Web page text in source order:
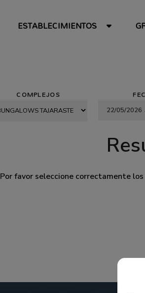
ESTABLECIMIENTOS
COMPLEJOS
Por favor seleccione correctamente